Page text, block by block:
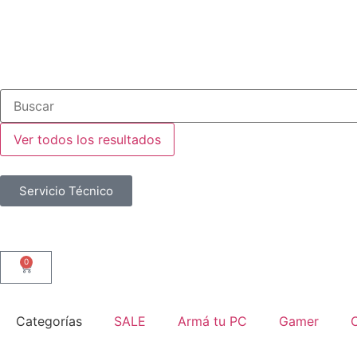
Ver todos los resultados
Servicio Técnico
0
Categorías SALE Armá tu PC Gamer